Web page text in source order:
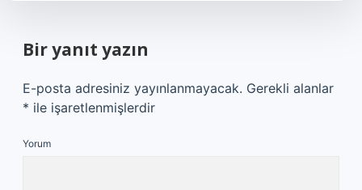
Bir yanıt yazın
E-posta adresiniz yayınlanmayacak. Gerekli alanlar
* ile işaretlenmişlerdir
Yorum